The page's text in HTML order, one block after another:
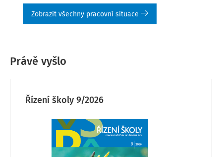
Zobrazit všechny pracovní situace
Právě vyšlo
Řízení školy 9/2026